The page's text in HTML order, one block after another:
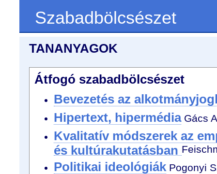
Szabadbölcsészet
TANANYAGOK
Átfogó szabadbölcsészet
Bevezetés az
Hipertext, hipermédiaGács
Kvalitatív módszerek az
és kultúrakutatásban
Politikai ideológiák Pogonyi